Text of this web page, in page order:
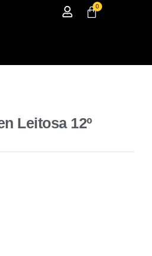
0
Leitosa 12º